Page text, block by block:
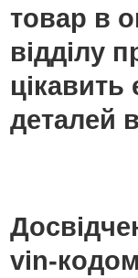
товар в
відділу
деталей
vin-